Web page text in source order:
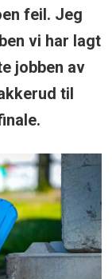
feil. Jeg
vi har lagt
jobben av
til